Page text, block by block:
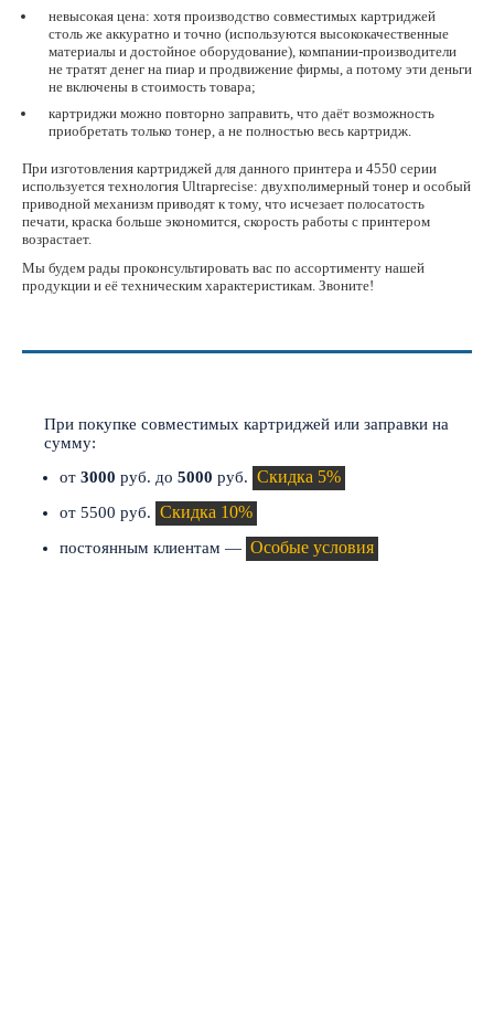
невысокая цена: хотя производство совместимых картриджей
столь же аккуратно и точно (используются высококачественные
материалы и достойное оборудование), компании-производители
не тратят денег на пиар и продвижение фирмы, а потому эти деньги
не включены в стоимость товара;
картриджи можно повторно заправить, что даёт возможность
приобретать только тонер, а не полностью весь картридж.
При изготовления картриджей для данного принтера и 4550 серии
используется технология Ultraprecise: двухполимерный тонер и особый
приводной механизм приводят к тому, что исчезает полосатость
печати, краска больше экономится, скорость работы с принтером
возрастает.
Мы будем рады проконсультировать вас по ассортименту нашей
продукции и её техническим характеристикам. Звоните!
При покупке совместимых картриджей или заправки на
сумму:
от 3000 руб. до 5000 руб. Скидка 5%
от 5500 руб. Скидка 10%
постоянным клиентам — Особые условия